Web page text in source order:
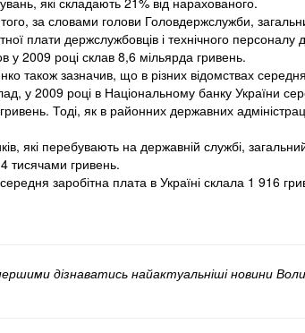
за словами голови Головдержслужби,
плати держслужбовців і технічного персоналу
у 2009 році склав 8,6 мільярда гривень.
також зазначив, що в різних відомствах середня
у 2009 році в Національному банку України
Тоді, як в районних державних
які перебувають на державній службі,
тисячами гривень.
заробітна плата в Україні склала 1 916
дізнаватись найактуальніші новини